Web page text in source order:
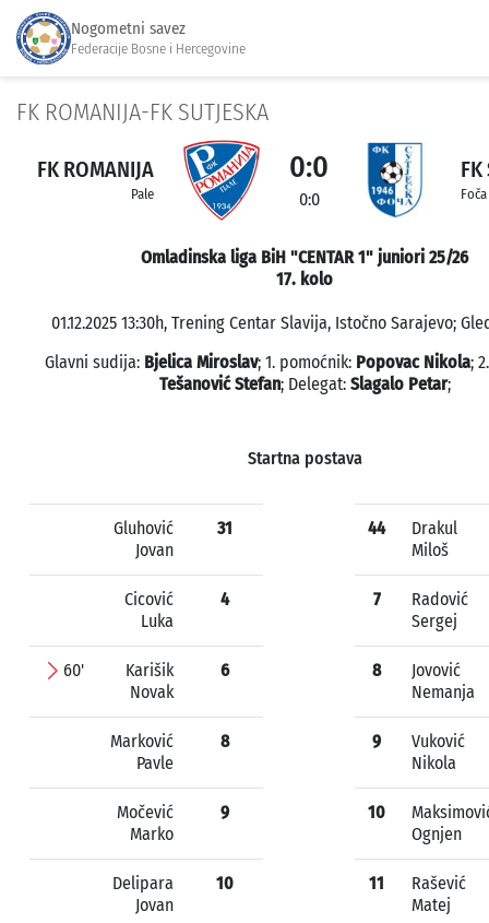
Nogometni savez
Federacije Bosne i Hercegovine
FK ROMANIJA-FK SUTJESKA
FK ROMANIJA
Pale
0:0
0:0
FK
Foča
Omladinska liga BiH "CENTAR 1" juniori 25/26
17. kolo
01.12.2025 13:30h, Trening Centar Slavija, Istočno Sarajevo;
Glavni sudija: Bjelica Miroslav; 1. pomoćnik: Popovac Nikola;
Tešanović Stefan; Delegat: Slagalo Petar;
Startna postava
Gluhović
Jovan
31
Cicović
Luka
4
60'
Karišik
Novak
6
Marković
Pavle
8
Močević
Marko
9
Delipara
Jovan
10
44
Drakul
Miloš
7
Radović
Sergej
8
Jovović
Nemanja
9
Vuković
Nikola
10
Ognjen
11
Rašević
Matej